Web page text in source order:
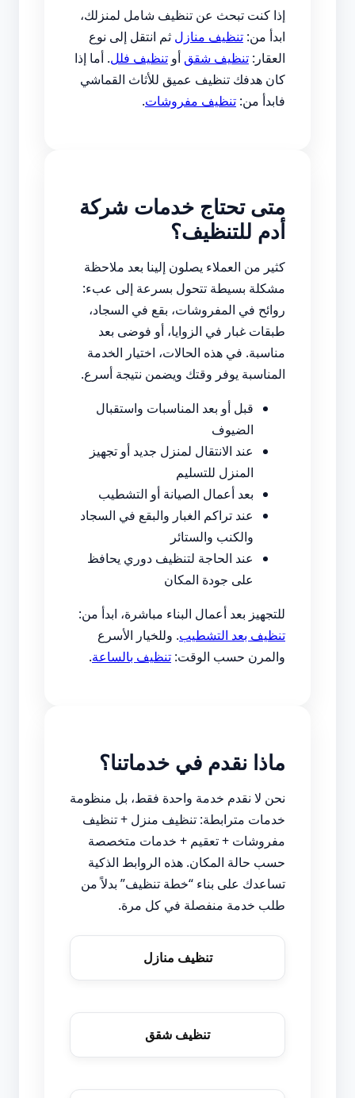
إذا كنت تبحث عن تنظيف شامل لمنزلك،
ابدأ من: تنظيف منازل ثم انتقل إلى نوع
العقار: تنظيف شقق أو تنظيف فلل. أما إذا
كان هدفك تنظيف عميق للأثاث القماشي
فابدأ من: تنظيف مفروشات.
متى تحتاج خدمات شركة
أدم للتنظيف؟
كثير من العملاء يصلون إلينا بعد ملاحظة
مشكلة بسيطة تتحول بسرعة إلى عبء:
روائح في المفروشات، بقع في السجاد،
طبقات غبار في الزوايا، أو فوضى بعد
مناسبة. في هذه الحالات، اختيار الخدمة
المناسبة يوفر وقتك ويضمن نتيجة أسرع.
قبل أو بعد المناسبات واستقبال
الضيوف
عند الانتقال لمنزل جديد أو تجهيز
المنزل للتسليم
بعد أعمال الصيانة أو التشطيب
عند تراكم الغبار والبقع في السجاد
والكنب والستائر
عند الحاجة لتنظيف دوري يحافظ
على جودة المكان
للتجهيز بعد أعمال البناء مباشرة، ابدأ من:
تنظيف بعد التشطيب. وللخيار الأسرع
والمرن حسب الوقت: تنظيف بالساعة.
ماذا نقدم في خدماتنا؟
نحن لا نقدم خدمة واحدة فقط، بل منظومة
خدمات مترابطة: تنظيف منزل + تنظيف
مفروشات + تعقيم + خدمات متخصصة
حسب حالة المكان. هذه الروابط الذكية
تساعدك على بناء “خطة تنظيف” بدلاً من
طلب خدمة منفصلة في كل مرة.
تنظيف منازل
تنظيف شقق